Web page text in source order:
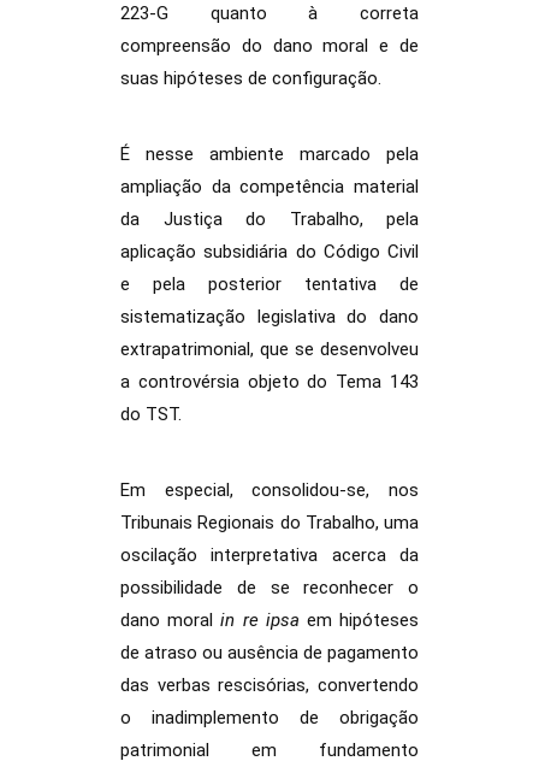
223-G quanto à correta
compreensão do dano moral e de
suas hipóteses de configuração.
É nesse ambiente marcado pela
ampliação da competência material
da Justiça do Trabalho, pela
aplicação subsidiária do Código Civil
e pela posterior tentativa de
sistematização legislativa do dano
extrapatrimonial, que se desenvolveu
a controvérsia objeto do Tema 143
do TST.
Em especial, consolidou-se, nos
Tribunais Regionais do Trabalho, uma
oscilação interpretativa acerca da
possibilidade de se reconhecer o
dano moralin re ipsa em hipóteses
de atraso ou ausência de pagamento
das verbas rescisórias, convertendo
o inadimplemento de obrigação
patrimonial em fundamento